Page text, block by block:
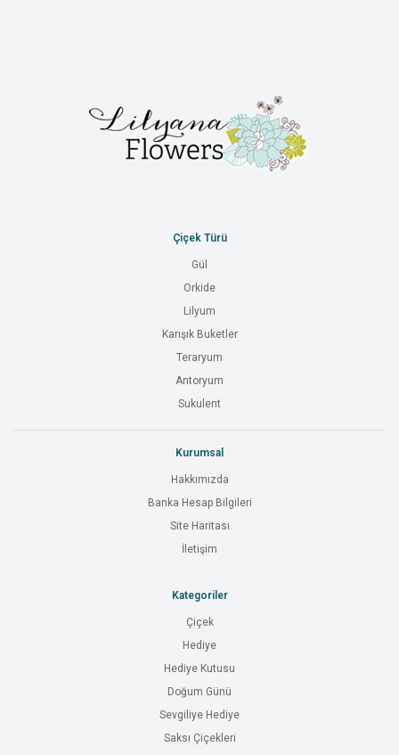
Çiçek Türü
Gül
Orkide
Lilyum
Karışık Buketler
Teraryum
Antoryum
Sukulent
Kurumsal
Hakkımızda
Banka Hesap Bilgileri
Site Haritası
İletişim
Kategoriler
Çiçek
Hediye
Hediye Kutusu
Doğum Günü
Sevgiliye Hediye
Saksı Çiçekleri